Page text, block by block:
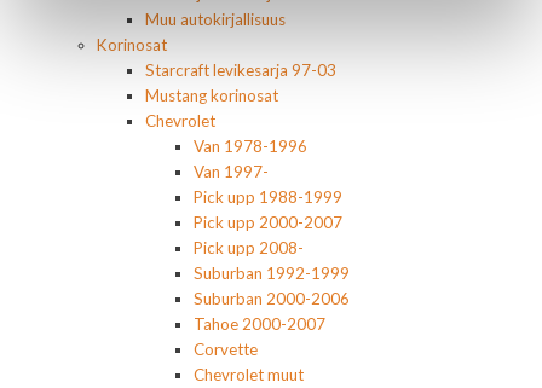
Muu autokirjallisuus
Korinosat
Starcraft levikesarja 97-03
Mustang korinosat
Chevrolet
Van 1978-1996
Van 1997-
Pick upp 1988-1999
Pick upp 2000-2007
Pick upp 2008-
Suburban 1992-1999
Suburban 2000-2006
Tahoe 2000-2007
Corvette
Chevrolet muut